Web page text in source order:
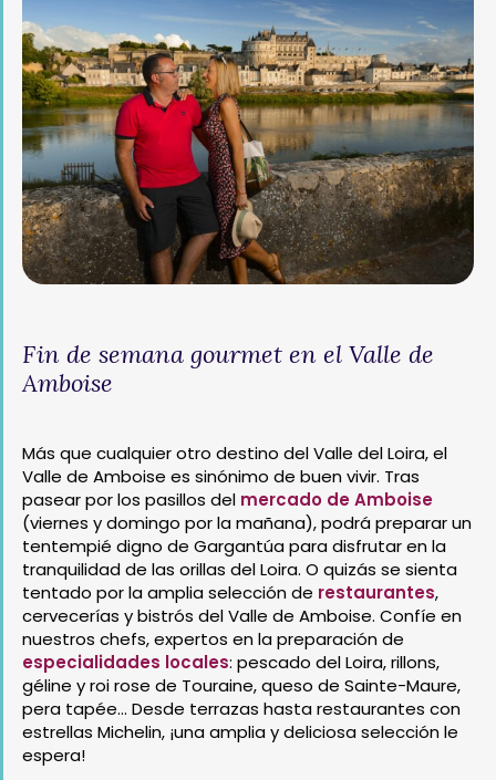
Fin de semana gourmet en el Valle de
Amboise
Más que cualquier otro destino del Valle del Loira, el
Valle de Amboise es sinónimo de buen vivir. Tras
pasear por los pasillos del mercado de Amboise
(viernes y domingo por la mañana), podrá preparar un
tentempié digno de Gargantúa para disfrutar en la
tranquilidad de las orillas del Loira. O quizás se sienta
tentado por la amplia selección de restaurantes,
cervecerías y bistrós del Valle de Amboise. Confíe en
nuestros chefs, expertos en la preparación de
especialidades locales: pescado del Loira, rillons,
géline y roi rose de Touraine, queso de Sainte-Maure,
pera tapée… Desde terrazas hasta restaurantes con
estrellas Michelin, ¡una amplia y deliciosa selección le
espera!